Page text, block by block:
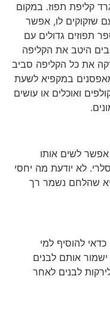
קליפת תפוז. במקום
שזקוקים לו, אפשר
גדולים עם
היטב את הקליפה
את כל הקליפה סביב
במקפיא לשעת
ואוכלים או עושים
לשים אותו
ענפים של סלרי. לא יודעת מה יחסי
שהלחם נשמר רך
להוסיף למי
אותם לבנים
לבנים לאחר